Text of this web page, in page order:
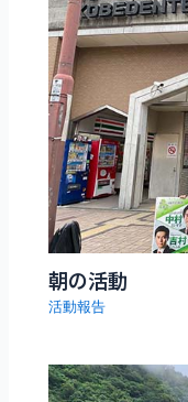
朝の活動
活動報告